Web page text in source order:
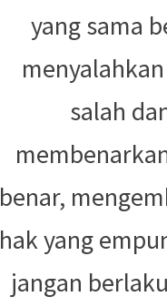
yang sama
salah
benar,
hak yang
jangan